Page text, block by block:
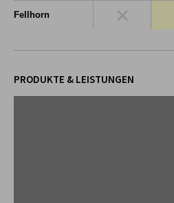
Fellhorn ×
PRODUKTE & LEISTUNGEN